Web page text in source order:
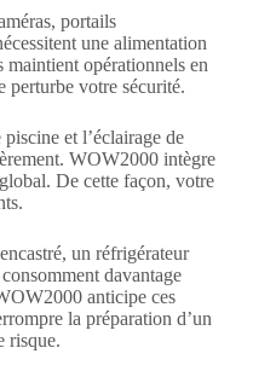
portails
une alimentation
maintient opérationnels en
perturbe votre sécurité.
et l’éclairage de
WOW2000 intègre
De cette façon, votre
un réfrigérateur
davantage
anticipe ces
la préparation d’un
risque.